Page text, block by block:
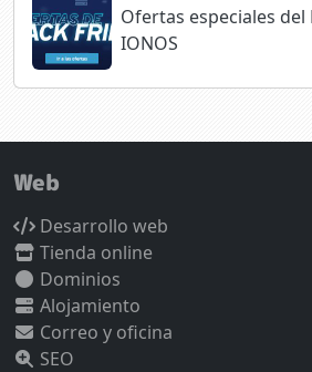
Ofertas especiales del
IONOS
Web
Desarrollo web
Tienda online
Dominios
Alojamiento
Correo y oficina
SEO